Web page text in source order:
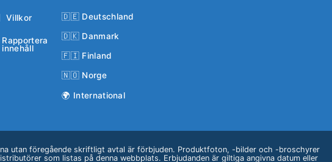
Villkor
Rapportera
innehåll
🇩🇪 Deutschland
🇩🇰 Danmark
🇫🇮 Finland
🇳🇴 Norge
🌍 International
utan föregående skriftligt avtal är förbjuden. Produktfoton, -bilder och -broschyrer
som listas på denna webbplats. Erbjudanden är giltiga angivna datum eller